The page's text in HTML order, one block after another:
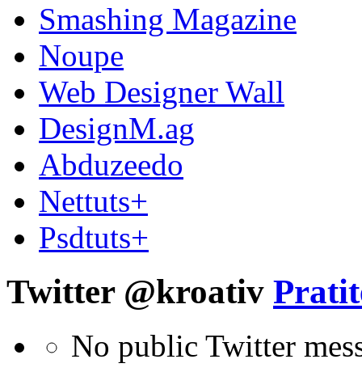
Smashing Magazine
Noupe
Web Designer Wall
DesignM.ag
Abduzeedo
Nettuts+
Psdtuts+
Twitter @kroativ
No public Twitter